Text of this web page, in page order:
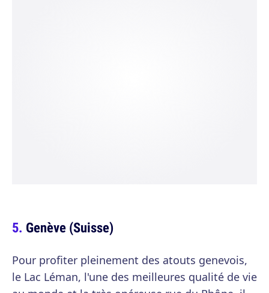
Genève (Suisse)
Pour profiter pleinement des atouts genevois,
le Lac Léman, l'une des meilleures qualité de vie